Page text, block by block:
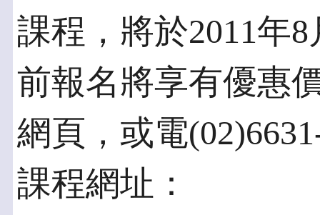
課程，將於2011年
前報名將享有優惠
網頁，或電
課程網址：